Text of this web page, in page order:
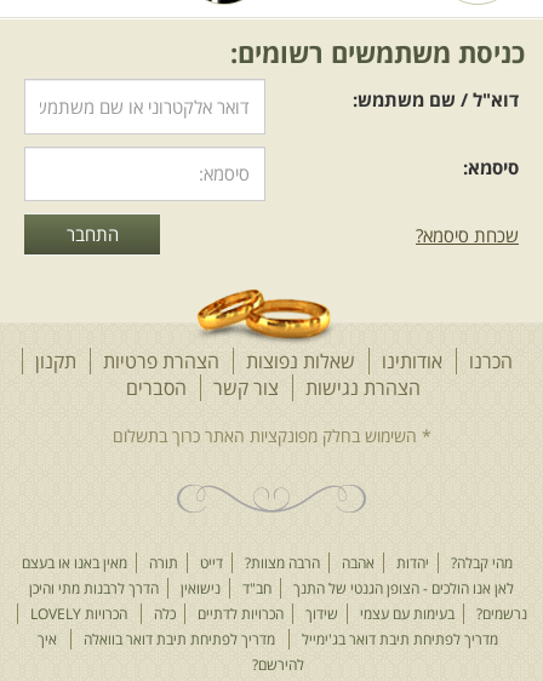
כניסת משתמשים רשומים:
דוא"ל / שם משתמש:
סיסמא:
שכחת סיסמא?
הכרנו אודותינו שאלות נפוצות הצהרת פרטיות
תקנון
הצהרת נגישות
צור קשר הסברים
מהי קבלה? יהדות אהבה הרבה מצוות? דייט תורה
מאין באנו או בעצם
לאן אנו הולכים - הצופן הגנטי של התנך
חב"ד נישואין
הדרך לרבנות מתי והיכן
נרשמים?
בעימות עם עצמי שידוך הכרויות לדתיים כלה
הכרויות LOVELY
מדריך לפתיחת תיבת דואר בג'ימייל
מדריך לפתיחת תיבת דואר בוואלה
איך
להירשם?